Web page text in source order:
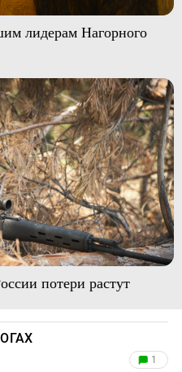
лидерам Нагорного
потери растут
1